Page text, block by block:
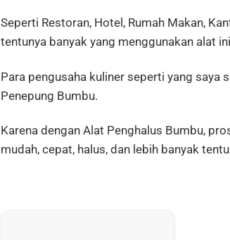
Seperti Restoran, Hotel, Rumah Makan,
tentunya banyak yang menggunakan alat
Para pengusaha kuliner seperti yang saya
Penepung Bumbu.
Karena dengan Alat Penghalus Bumbu,
mudah, cepat, halus, dan lebih banyak